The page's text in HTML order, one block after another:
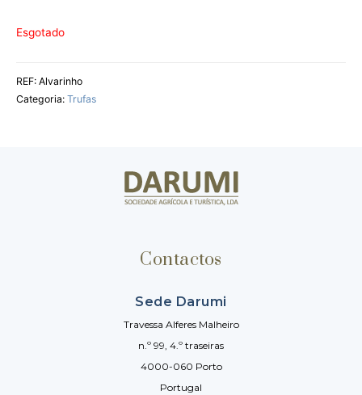
Esgotado
REF: Alvarinho
Categoria: Trufas
Contactos
Sede Darumi
Travessa Alferes Malheiro
n.º 99, 4.º traseiras
4000-060 Porto
Portugal